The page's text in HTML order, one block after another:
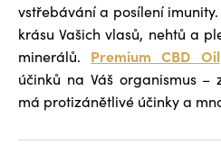
vstřebávání a posílení imunity.
krásu Vašich vlasů, nehtů a
minerálů. Premium CBD Oil
účinků na Váš organismus –
má protizánětlivé účinky a